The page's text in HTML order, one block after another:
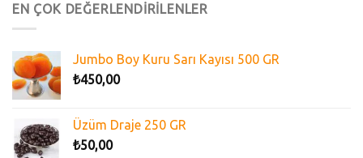
EN ÇOK DEĞERLENDİRİLENLER
Jumbo Boy Kuru Sarı Kayısı 500 GR
₺450,00
Üzüm Draje 250 GR
₺50,00